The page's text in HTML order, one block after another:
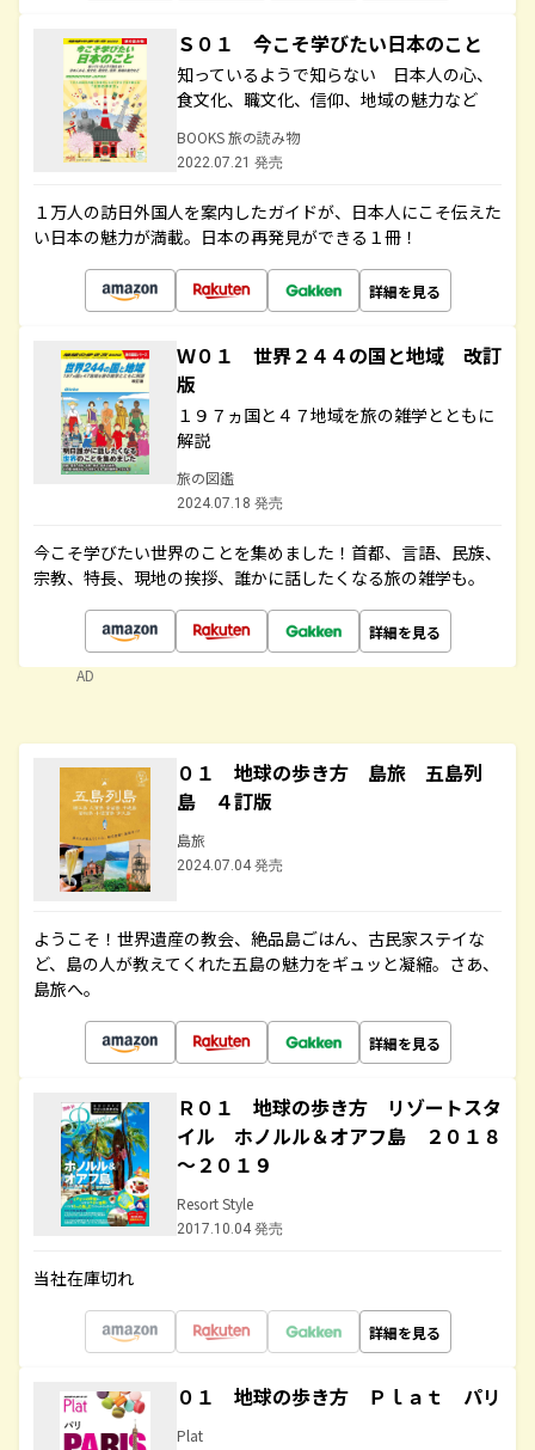
Ｓ０１ 今こそ学びたい日本のこと
知っているようで知らない 日本人の心、
食文化、職文化、信仰、地域の魅力など
BOOKS 旅の読み物
2022.07.21 発売
１万人の訪日外国人を案内したガイドが、日本人にこそ伝えた
い日本の魅力が満載。日本の再発見ができる１冊！
詳細を見る
Ｗ０１ 世界２４４の国と地域 改訂
版
１９７ヵ国と４７地域を旅の雑学とともに
解説
旅の図鑑
2024.07.18 発売
今こそ学びたい世界のことを集めました！首都、言語、民族、
宗教、特長、現地の挨拶、誰かに話したくなる旅の雑学も。
詳細を見る
AD
０１ 地球の歩き方 島旅 五島列
島 ４訂版
島旅
2024.07.04 発売
ようこそ！世界遺産の教会、絶品島ごはん、古民家ステイな
ど、島の人が教えてくれた五島の魅力をギュッと凝縮。さあ、
島旅へ。
詳細を見る
Ｒ０１ 地球の歩き方 リゾートスタ
イル ホノルル＆オアフ島 ２０１８
～２０１９
Resort Style
2017.10.04 発売
当社在庫切れ
詳細を見る
０１ 地球の歩き方 Ｐｌａｔ パリ
Plat